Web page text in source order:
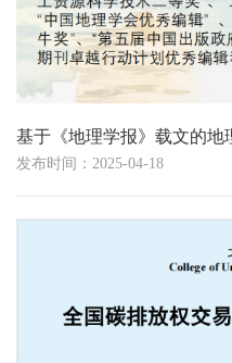
基于《地理学报》载文的地
发布时间：2025-04-18